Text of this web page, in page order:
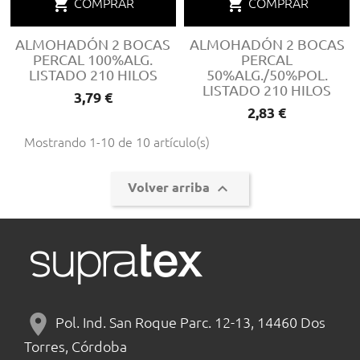
ALMOHADÓN 2 BOCAS
PERCAL 100%ALG.
LISTADO 210 HILOS
Precio
3,79 €
shopping_cart
ALMOHADÓN 2 BOCAS
PERCAL
50%ALG./50%POL.
LISTADO 210 HILOS
Precio
2,83 €
shopping_cart
Mostrando 1-10 de 10 artículo(s)
Volver arriba 
location_on Pol. Ind. San Roque Parc. 12-13, 14460 Dos
Torres, Córdoba